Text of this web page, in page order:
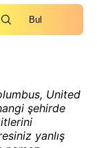
Bul
United
şehirde
yanlış